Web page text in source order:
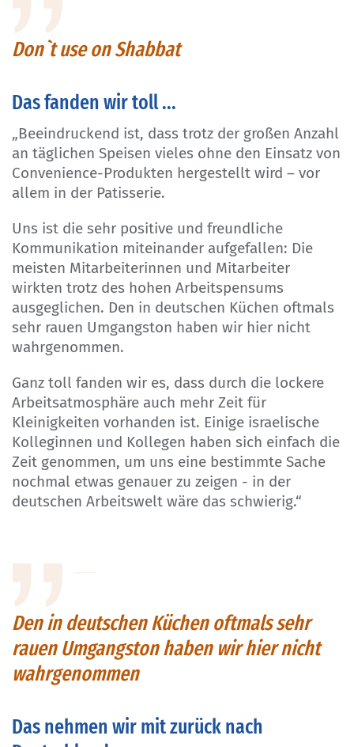
Don`t use on Shabbat
Das fanden wir toll ...
„Beeindruckend ist, dass trotz der großen Anzahl
an täglichen Speisen vieles ohne den Einsatz von
Convenience-Produkten hergestellt wird – vor
allem in der Patisserie.
Uns ist die sehr positive und freundliche
Kommunikation miteinander aufgefallen: Die
meisten Mitarbeiterinnen und Mitarbeiter
wirkten trotz des hohen Arbeitspensums
ausgeglichen. Den in deutschen Küchen oftmals
sehr rauen Umgangston haben wir hier nicht
wahrgenommen.
Ganz toll fanden wir es, dass durch die lockere
Arbeitsatmosphäre auch mehr Zeit für
Kleinigkeiten vorhanden ist. Einige israelische
Kolleginnen und Kollegen haben sich einfach die
Zeit genommen, um uns eine bestimmte Sache
nochmal etwas genauer zu zeigen - in der
deutschen Arbeitswelt wäre das schwierig.“
Den in deutschen Küchen oftmals sehr
rauen Umgangston haben wir hier nicht
wahrgenommen
Das nehmen wir mit zurück nach